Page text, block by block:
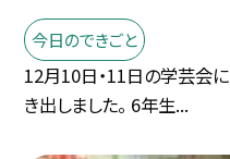
今日のできごと
12月10日・11日の学芸会
き出しました。 6年生...